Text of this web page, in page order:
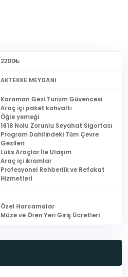
2200₺
AKTEKKE MEYDANI
Karaman Gezi Turizm Güvencesi
Araç içi paket kahvaltı
Öğle yemeği
1618 Nolu Zorunlu Seyahat Sigortası
Program Dahilindeki Tüm Çevre
Gezileri
Lüks Araçlar İle Ulaşım
Araç içi ikramlar
Profesyonel Rehberlik ve Refakat
Hizmetleri
Özel Harcamalar
Müze ve Ören Yeri Giriş Ücretleri